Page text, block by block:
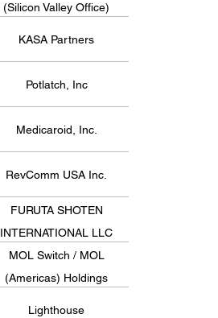
(Silicon Valley Office)
KASA Partners
Potlatch, Inc
Medicaroid, Inc.
RevComm USA Inc.
FURUTA SHOTEN
INTERNATIONAL LLC
MOL Switch / MOL
(Americas) Holdings
Lighthouse